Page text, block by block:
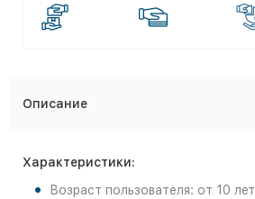
Описание
Характеристики:
Возраст пользователя: от 10 лет